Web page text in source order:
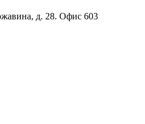
д. 28. Офис 603